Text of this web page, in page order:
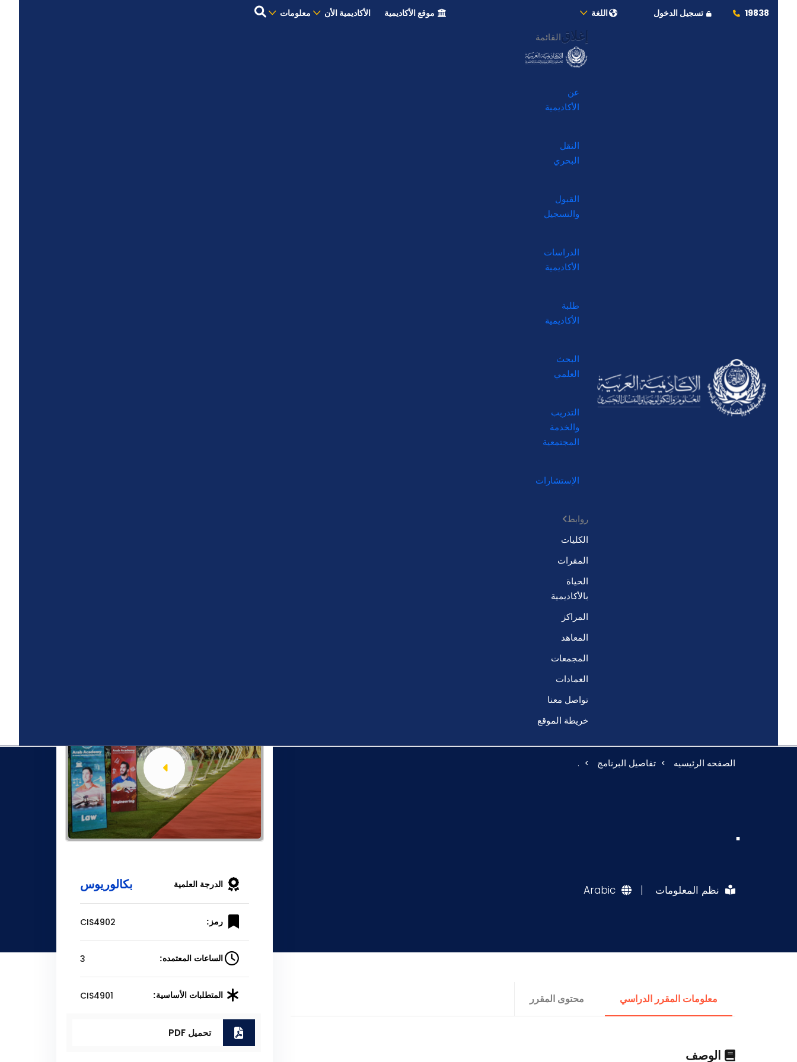
19838 تسجيل الدخول اللغة موقع الأكاديمية الأكاديمية الأن معلومات
إغلاق القائمة
عن
الأكاديمية
النقل
البحري
القبول
والتسجيل
الدراسات
الأكاديمية
طلبة
الأكاديمية
البحث
العلمي
التدريب
والخدمة
المجتمعية
الإستشارات
روابط
الكليات
المقرات
الحياة
بالأكاديمية
المراكز
المعاهد
المجمعات
العمادات
تواصل معنا
خريطة الموقع
الصفحه الرئيسيه تفاصيل البرنامج .
.
نظم المعلومات |
Arabic
معلومات المقرر الدراسي محتوى المقرر
الوصف
الدرجة العلمية بكالوريوس
رمز: CIS4902
الساعات المعتمده: 3
المتطلبات الأساسية: CIS4901
تحميل PDF